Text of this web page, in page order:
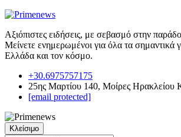
Αξιόπιστες ειδήσεις, με σεβασμό στην
Μείνετε ενημερωμένοι για όλα τα σημαντικά
Ελλάδα και τον κόσμο.
+30.6975757175
25ης Μαρτίου 140, Μοίρες Ηρακλείου
[email protected]
Κλείσιμο